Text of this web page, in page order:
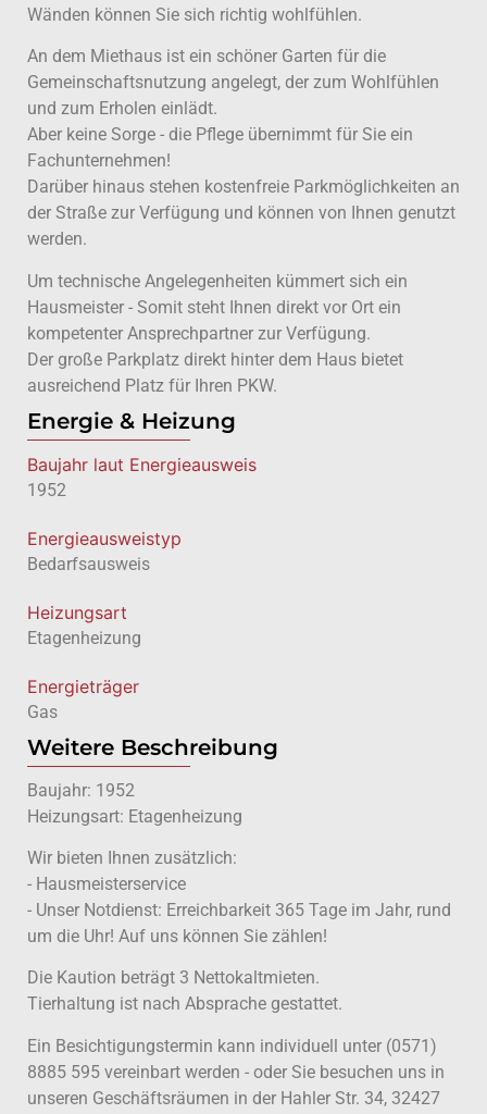
Wänden können Sie sich richtig wohlfühlen.
An dem Miethaus ist ein schöner Garten für die
Gemeinschaftsnutzung angelegt, der zum Wohlfühlen
und zum Erholen einlädt.
Aber keine Sorge - die Pflege übernimmt für Sie ein
Fachunternehmen!
Darüber hinaus stehen kostenfreie Parkmöglichkeiten an
der Straße zur Verfügung und können von Ihnen genutzt
werden.
Um technische Angelegenheiten kümmert sich ein
Hausmeister - Somit steht Ihnen direkt vor Ort ein
kompetenter Ansprechpartner zur Verfügung.
Der große Parkplatz direkt hinter dem Haus bietet
ausreichend Platz für Ihren PKW.
Energie & Heizung
Baujahr laut Energieausweis
1952
Energie­ausweistyp
Bedarfsausweis
Heizungsart
Etagenheizung
Energieträger
Gas
Weitere Beschreibung
Baujahr: 1952
Heizungsart: Etagenheizung
Wir bieten Ihnen zusätzlich:
- Hausmeisterservice
- Unser Notdienst: Erreichbarkeit 365 Tage im Jahr, rund
um die Uhr! Auf uns können Sie zählen!
Die Kaution beträgt 3 Nettokaltmieten.
Tierhaltung ist nach Absprache gestattet.
Ein Besichtigungstermin kann individuell unter (0571)
8885 595 vereinbart werden - oder Sie besuchen uns in
unseren Geschäftsräumen in der Hahler Str. 34, 32427